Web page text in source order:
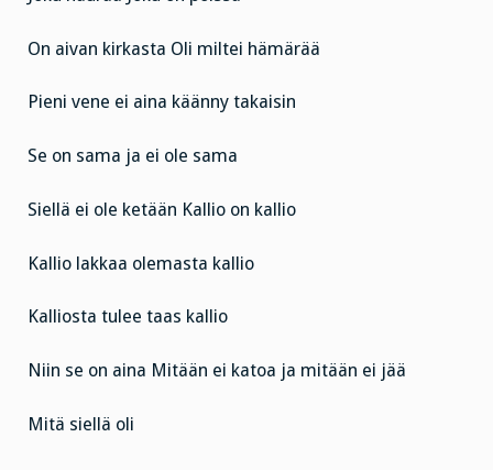
On aivan kirkasta Oli miltei hämärää
Pieni vene ei aina käänny takaisin
Se on sama ja ei ole sama
Siellä ei ole ketään Kallio on kallio
Kallio lakkaa olemasta kallio
Kalliosta tulee taas kallio
Niin se on aina Mitään ei katoa ja mitään ei jää
Mitä siellä oli